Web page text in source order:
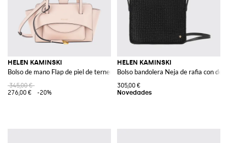
HELEN KAMINSKI
Bolso de mano Flap de piel de ternera lisa con doble asa
345,00 €
276,00 €
-20%
HELEN KAMINSKI
Bolso bandolera Neja de rafia con
305,00 €